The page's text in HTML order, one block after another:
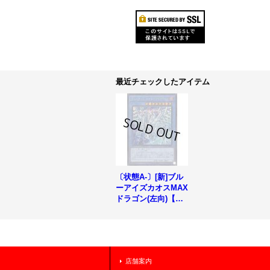
最近チェックしたアイテム
〔状態A-〕[新]ブル
ーアイズカオスMAX
ドラゴン(左向)【シ
店舗案内